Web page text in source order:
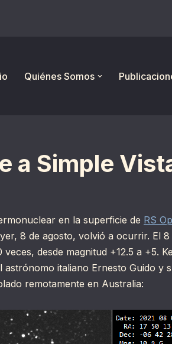
Quiénes Somos
a Simple
en la superficie de RS
8 de agosto, volvió a ocurrir. El 8
desde magnitud +12.5 a +5.
astrónomo italiano Ernesto Guido y
remotamente en Australia: